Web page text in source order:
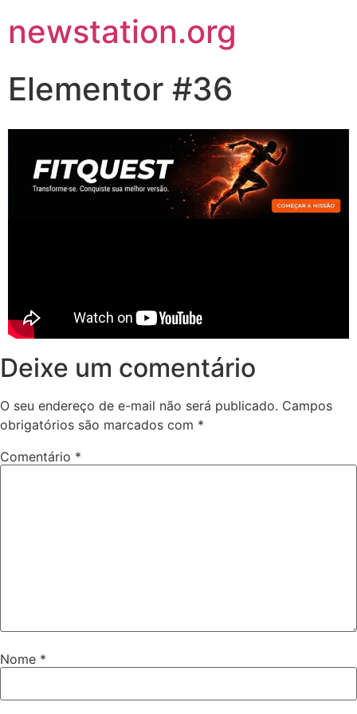
newstation.org
Elementor #36
Deixe um comentário
O seu endereço de e-mail não será publicado. Campos
obrigatórios são marcados com *
Comentário *
Nome *